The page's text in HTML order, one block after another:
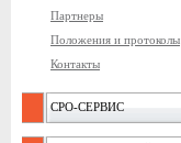
Партнеры
Положения и протоколы
Контакты
СРО-СЕРВИС